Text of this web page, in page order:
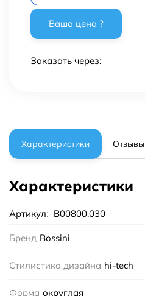
Заказать через:
Характеристики Отзывы
Характеристики
Артикул: B00800.030
Бренд Bossini
Стилистика дизайна hi-tech
Форма округлая